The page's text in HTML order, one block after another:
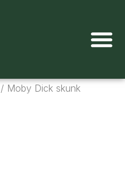
/ Moby Dick skunk